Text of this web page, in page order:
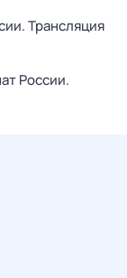
Трансляция
России.